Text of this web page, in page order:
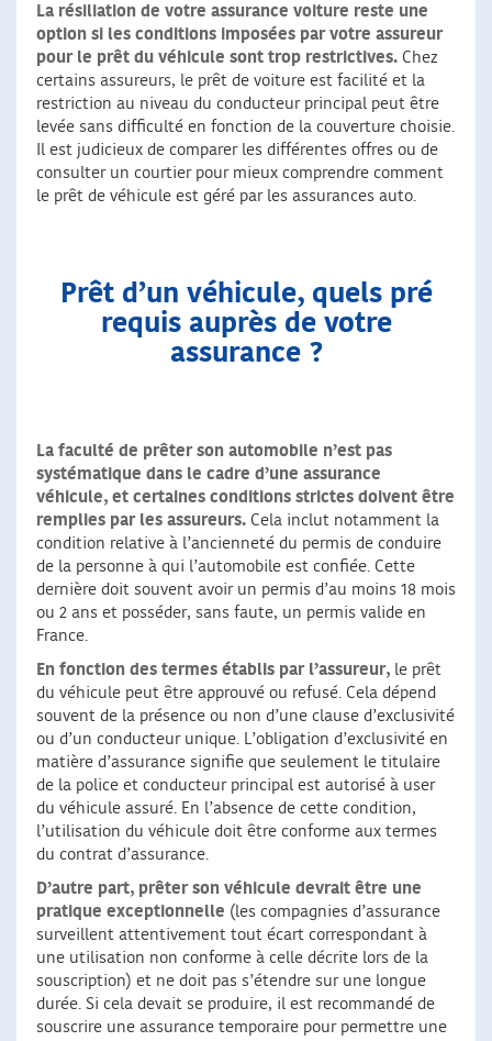
La résiliation de votre assurance voiture reste une
option si les conditions imposées par votre assureur
pour le prêt du véhicule sont trop restrictives. Chez
certains assureurs, le prêt de voiture est facilité et la
restriction au niveau du conducteur principal peut être
levée sans difficulté en fonction de la couverture choisie.
Il est judicieux de comparer les différentes offres ou de
consulter un courtier pour mieux comprendre comment
le prêt de véhicule est géré par les assurances auto.
Prêt d’un véhicule, quels pré
requis auprès de votre
assurance ?
La faculté de prêter son automobile n’est pas
systématique dans le cadre d’une assurance
véhicule, et certaines conditions strictes doivent être
remplies par les assureurs. Cela inclut notamment la
condition relative à l’ancienneté du permis de conduire
de la personne à qui l’automobile est confiée. Cette
dernière doit souvent avoir un permis d’au moins 18 mois
ou 2 ans et posséder, sans faute, un permis valide en
France.
En fonction des termes établis par l’assureur, le prêt
du véhicule peut être approuvé ou refusé. Cela dépend
souvent de la présence ou non d’une clause d’exclusivité
ou d’un conducteur unique. L’obligation d’exclusivité en
matière d’assurance signifie que seulement le titulaire
de la police et conducteur principal est autorisé à user
du véhicule assuré. En l’absence de cette condition,
l’utilisation du véhicule doit être conforme aux termes
du contrat d’assurance.
D’autre part, prêter son véhicule devrait être une
pratique exceptionnelle (les compagnies d’assurance
surveillent attentivement tout écart correspondant à
une utilisation non conforme à celle décrite lors de la
souscription) et ne doit pas s’étendre sur une longue
durée. Si cela devait se produire, il est recommandé de
souscrire une assurance temporaire pour permettre une